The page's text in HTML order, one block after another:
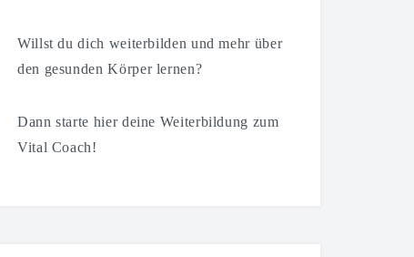
Willst du dich weiterbilden und mehr über
den gesunden Körper lernen?
Dann starte hier deine Weiterbildung zum
Vital Coach!